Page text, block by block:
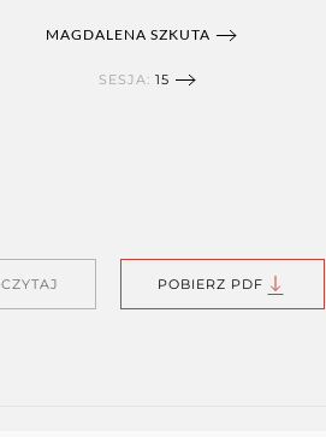
MAGDALENA SZKUTA
SESJA: 15
CZYTAJ POBIERZ PDF